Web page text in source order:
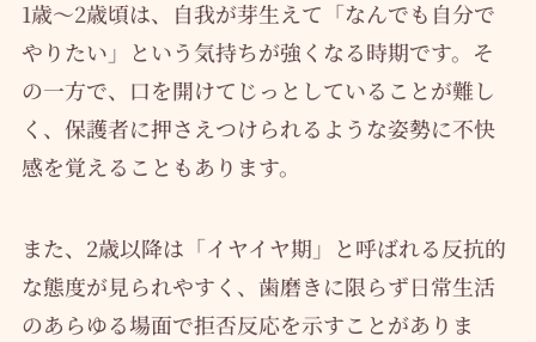
1歳〜2歳頃は、自我が芽生えて「なんでも自分で
やりたい」という気持ちが強くなる時期です。そ
の一方で、口を開けてじっとしていることが難し
く、保護者に押さえつけられるような姿勢に不快
感を覚えることもあります。
また、2歳以降は「イヤイヤ期」と呼ばれる反抗的
な態度が見られやすく、歯磨きに限らず日常生活
のあらゆる場面で拒否反応を示すことがありま